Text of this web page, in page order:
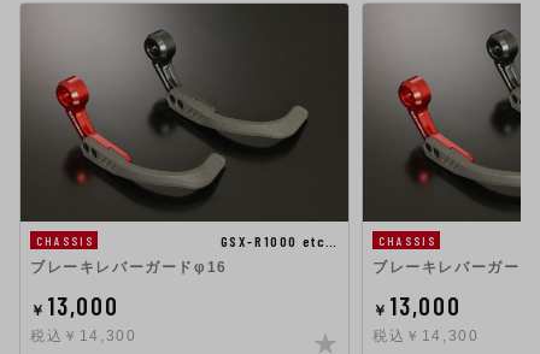
CHASSIS
GSX-R1000 etc…
ブレーキレバーガードφ16
￥ 13,000
税込￥14,300
CHASSIS
ブレーキレバーガード
￥ 13,000
税込￥14,300